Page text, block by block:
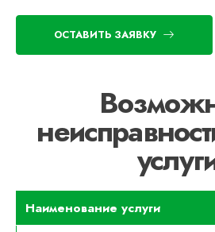
ОСТАВИТЬ ЗАЯВКУ
Наименование услуги